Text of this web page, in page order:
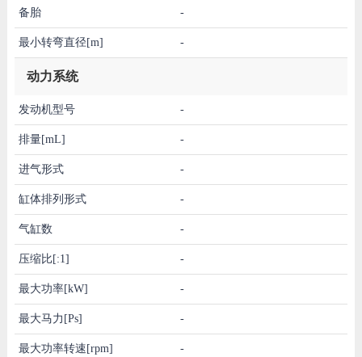
备胎 -
最小转弯直径[m] -
动力系统
发动机型号 -
排量[mL] -
进气形式 -
缸体排列形式 -
气缸数 -
压缩比[:1] -
最大功率[kW] -
最大马力[Ps] -
最大功率转速[rpm] -